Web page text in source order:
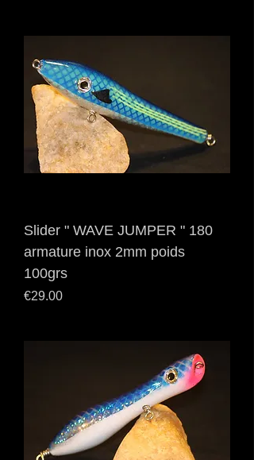
Slider " WAVE JUMPER " 180
armature inox 2mm poids
100grs
Price
€29.00